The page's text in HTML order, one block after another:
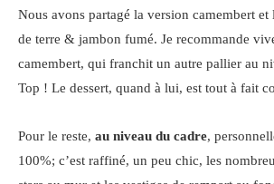
Nous avons partagé la version camembert
de terre & jambon fumé. Je recommande
camembert, qui franchit un autre pallier au
Top ! Le dessert, quand à lui, est tout à fait
Pour le reste, au niveau du cadre,
100%; c’est raffiné, un peu chic, les